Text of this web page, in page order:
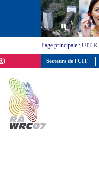
Page principale : UIT-R
Secteurs de l'UIT